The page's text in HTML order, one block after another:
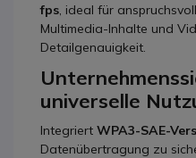
fps , ideal für
Multimedia-Inhalte und
Detailgenauigkeit.
universelle
Integriert WPA3-SAE-
Datenübertragung zu